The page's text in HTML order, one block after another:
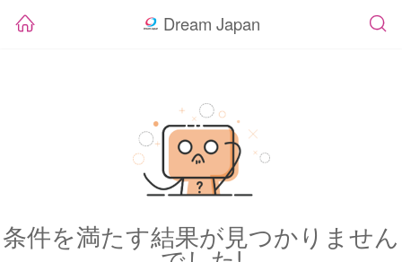
Dream Japan
条件を満たす結果が見つかりません